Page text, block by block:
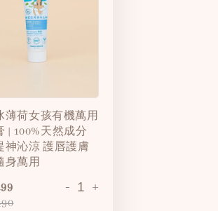
薄荷女孩有機萬用
| 100%天然成分
神沁涼 護唇護膚
身萬用
- +